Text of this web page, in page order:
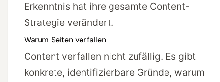
Erkenntnis hat ihre gesamte Content-
Strategie verändert.
Warum Seiten verfallen
Content verfallen nicht zufällig. Es gibt
konkrete, identifizierbare Gründe, warum